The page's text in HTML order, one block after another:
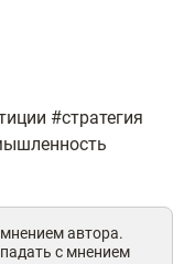
#стратегия
автора.
с мнением